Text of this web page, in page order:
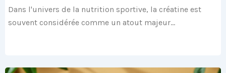
Dans l'univers de la nutrition sportive, la créatine est
souvent considérée comme un atout majeur...